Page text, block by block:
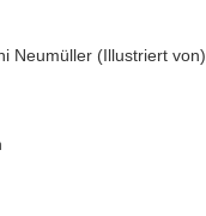
Neumüller (Illustriert von)